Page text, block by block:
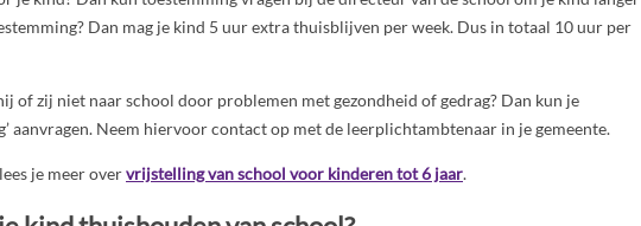
Dan mag je kind 5 uur extra thuisblijven per week. Dus in totaal 10 uur per
of zij niet naar school door problemen met gezondheid of gedrag? Dan kun je
aanvragen. Neem hiervoor contact op met de leerplichtambtenaar in je gemeente.
je meer overvrijstelling van school voor kinderen tot 6 jaar.